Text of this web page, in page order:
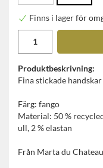
Finns i lager för
Produktbeskrivning:
Fina stickade
Färg: fango
Material: 50 %
ull, 2 % elastan
Från Marta du Chateau